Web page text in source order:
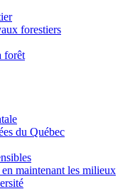
forestiers
forêt
du Québec
maintenant les milieux